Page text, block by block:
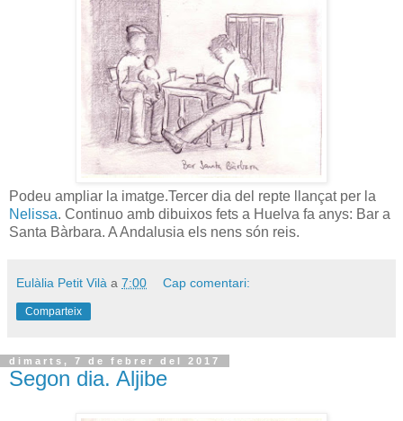
Podeu ampliar la imatge.Tercer dia del repte llançat per la
Nelissa. Continuo amb dibuixos fets a Huelva fa anys: Bar a
Santa Bàrbara. A Andalusia els nens són reis.
Eulàlia Petit Vilà a 7:00 Cap comentari:
Comparteix
dimarts, 7 de febrer del 2017
Segon dia. Aljibe